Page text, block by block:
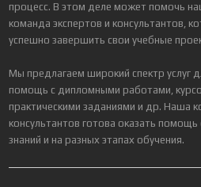
процесс. В этом деле может помочь
команда экспертов и консультантов,
успешно завершить свои учебные
Мы предлагаем широкий спектр услуг
помощь с дипломными работами,
практическими заданиями и др. Наша
консультантов готова оказать
знаний и на разных этапах обучения.